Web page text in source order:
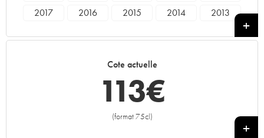
2017
2016 2015 2014
2013
Cote actuelle
113€
(format 75cl)
+